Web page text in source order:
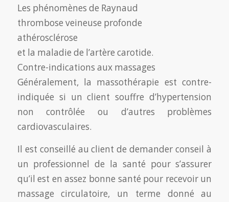
Les phénomènes de Raynaud
thrombose veineuse profonde
athérosclérose
et la maladie de l’artère carotide.
Contre-indications aux massages
Généralement, la massothérapie est contre-
indiquée si un client souffre d’hypertension
non contrôlée ou d’autres problèmes
cardiovasculaires.
Il est conseillé au client de demander conseil à
un professionnel de la santé pour s’assurer
qu’il est en assez bonne santé pour recevoir un
massage circulatoire, un terme donné au